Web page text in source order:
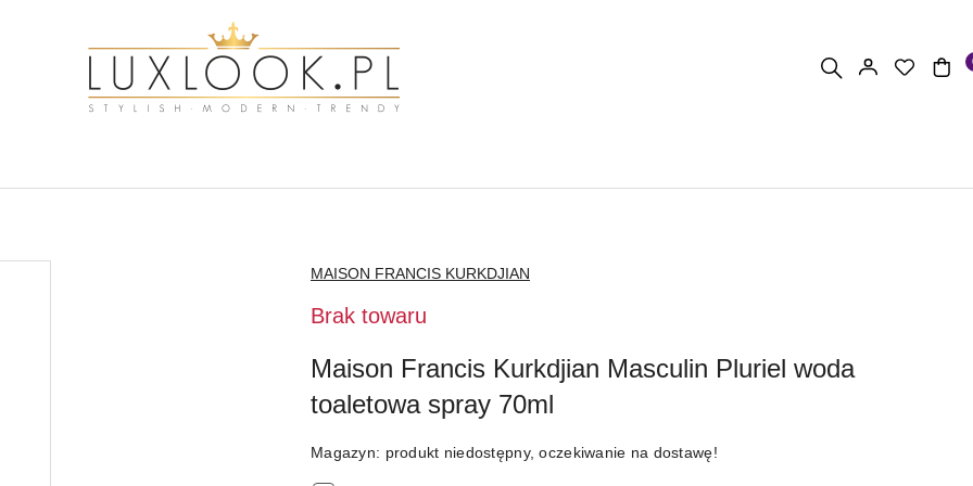
NAZWA
PRODUCENTA:
MAISON FRANCIS KURKDJIAN
Brak towaru
Maison Francis Kurkdjian Masculin Pluriel woda
toaletowa spray 70ml
Magazyn: produkt niedostępny, oczekiwanie na dostawę!